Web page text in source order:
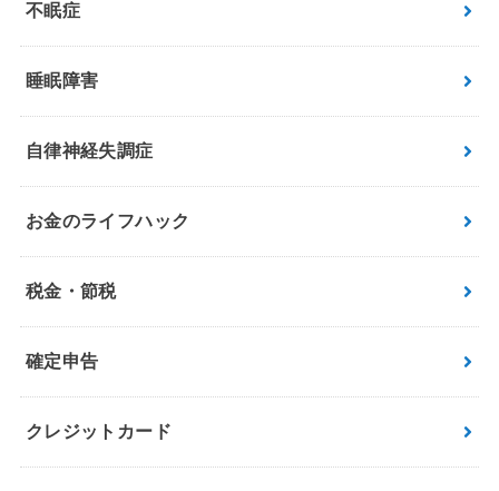
不眠症
睡眠障害
自律神経失調症
お金のライフハック
税金・節税
確定申告
クレジットカード